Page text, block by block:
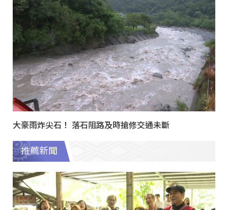
大豪雨炸尖石！ 落石阻路及時搶修交通未斷
推薦新聞